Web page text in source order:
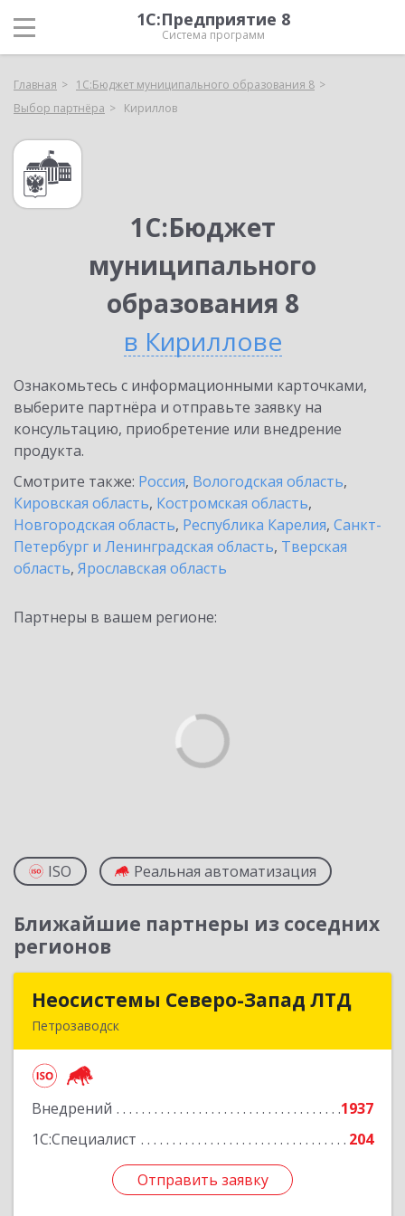
1С:Предприятие 8
Система программ
Главная
1С:Бюджет муниципального образования 8
Выбор партнёра
Кириллов
1С:Бюджет
муниципального
образования 8
в Кириллове
Ознакомьтесь с информационными карточками,
выберите партнёра и отправьте заявку на
консультацию, приобретение или внедрение
продукта.
Смотрите также: Россия, Вологодская область,
Кировская область, Костромская область,
Новгородская область, Республика Карелия, Санкт-
Петербург и Ленинградская область, Тверская
область, Ярославская область
Партнеры в вашем регионе:
ISO Реальная автоматизация
Ближайшие партнеры из соседних
регионов
Неосистемы Северо-Запад ЛТД
Петрозаводск
Внедрений
1937
1С:Специалист
204
Отправить заявку
Неосистемы Северо-Запад ЛТД
Первомайский (Первомайский р-н) пр-кт, дом
Подробнее
Отправить заявку